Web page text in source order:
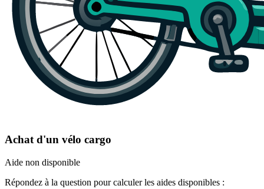
Achat d'un vélo cargo
Aide non disponible
Répondez à la question pour calculer les aides disponibles :